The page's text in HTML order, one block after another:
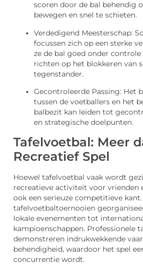
scoren door de bal behendig
bewegen en snel te schieten.
Verdedigend Meesterschap:
focussen zich op een sterke
ze de bal goed onder controle
richten op het blokkeren van
tegenstander.
Gecontroleerde Passing: Het
tussen de voetballers en het
balbezit kan leiden tot
en strategische doelpunten.
Tafelvoetbal: Meer
Recreatief Spel
Hoewel tafelvoetbal vaak wordt
recreatieve activiteit voor vrienden
ook een serieuze competitieve
tafelvoetbaltoernooien
lokale evenementen tot
kampioenschappen. Professionele
demonstreren indrukwekkende
behendigheid, waardoor het spel
concurrentie wordt.